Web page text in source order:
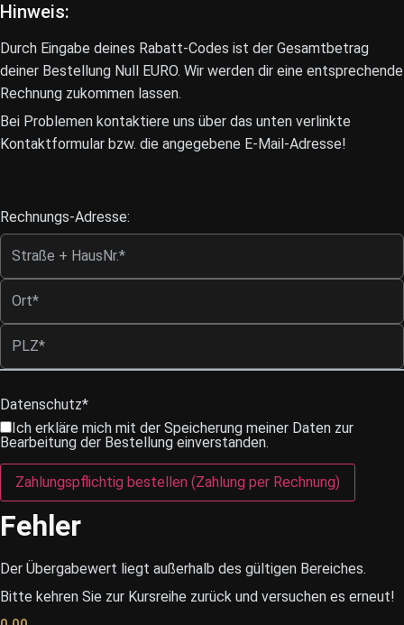
Hinweis:
Durch Eingabe deines Rabatt-Codes ist der Gesamtbetrag
deiner Bestellung Null EURO. Wir werden dir eine entsprechende
Rechnung zukommen lassen.
Bei Problemen kontaktiere uns über das unten verlinkte
Kontaktformular bzw. die angegebene E-Mail-Adresse!
Rechnungs-Adresse:
Datenschutz*
Ich erkläre mich mit der Speicherung meiner Daten zur
Bearbeitung der Bestellung einverstanden.
Zahlungspflichtig bestellen (Zahlung per Rechnung)
Fehler
Der Übergabewert liegt außerhalb des gültigen Bereiches.
Bitte kehren Sie zur Kursreihe zurück und versuchen es erneut!